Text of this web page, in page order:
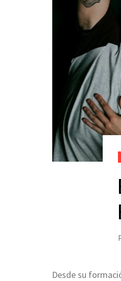
Desde su